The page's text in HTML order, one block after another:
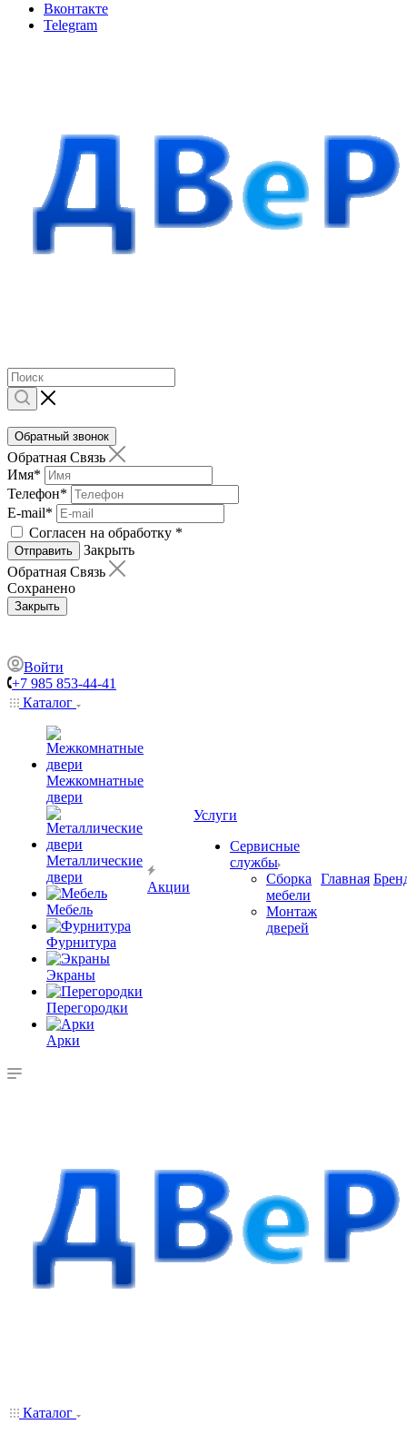
Вконтакте
Telegram
Обратный звонок
Обратная Связь
Имя*
Телефон*
E-mail*
Согласен на обработку *
Отправить
Закрыть
Обратная Связь
Сохранено
Закрыть
Войти
+7 985 853-44-41
Каталог
Межкомнатные
двери
Металлические
двери
Мебель
Фурнитура
Экраны
Перегородки
Арки
Акции
Услуги
Сервисные
службы
Сборка
мебели
Монтаж
дверей
Главная
Каталог